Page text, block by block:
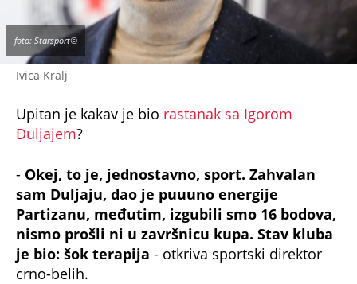
Ivica Kralj
foto: Starsport©
Upitan je kakav je bio rastanak sa Igorom
Duljajem?
- Okej, to je, jednostavno, sport. Zahvalan
sam Duljaju, dao je puuuno energije
Partizanu, međutim, izgubili smo 16 bodova,
nismo prošli ni u završnicu kupa. Stav kluba
je bio: šok terapija - otkriva sportski direktor
crno-belih.